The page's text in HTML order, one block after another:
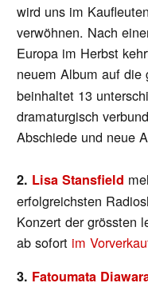
wird uns im
verwöhnen. Nach
Europa im Herbst
neuem Album auf
beinhaltet 13
dramaturgisch
Abschiede und neue
2. Lisa Stansfield
erfolgreichsten
Konzert der grössten
ab sofort im
3. Fatoumata